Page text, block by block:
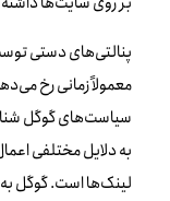
پنالتی‌های دستی
معمولاً زمانی رخ
سیاست‌های گوگل
به دلایل مختلفی
لینک‌ها است. گوگل